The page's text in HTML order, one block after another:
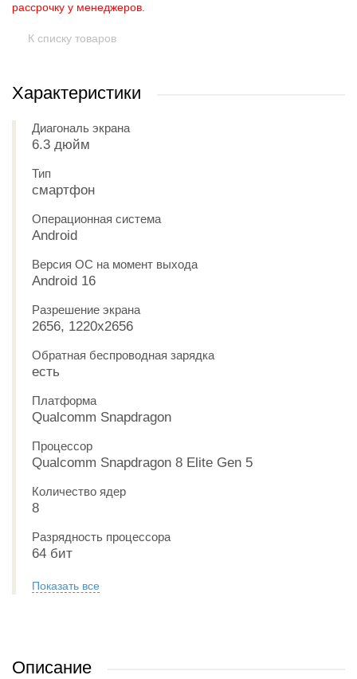
рассрочку у менеджеров.
К списку товаров
Характеристики
Диагональ экрана
6.3 дюйм
Тип
смартфон
Операционная система
Android
Версия ОС на момент выхода
Android 16
Разрешение экрана
2656, 1220x2656
Обратная беспроводная зарядка
есть
Платформа
Qualcomm Snapdragon
Процессор
Qualcomm Snapdragon 8 Elite Gen 5
Количество ядер
8
Разрядность процессора
64 бит
Показать все
Описание